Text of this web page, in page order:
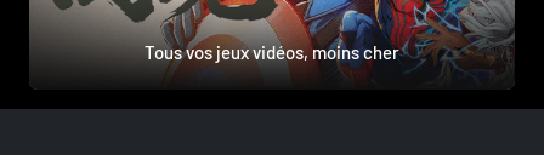
Tous vos jeux vidéos, moins cher